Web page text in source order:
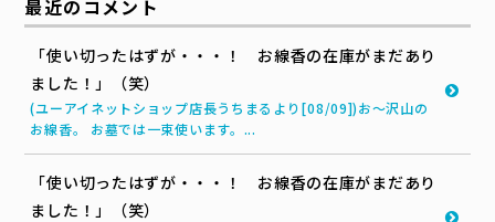
最近のコメント
「使い切ったはずが・・・！ お線香の在庫がまだあり
ました！」（笑）
(ユーアイネットショップ店長うちまるより[08/09])お～沢山の
お線香。 お墓では一束使います。...
「使い切ったはずが・・・！ お線香の在庫がまだあり
ました！」（笑）